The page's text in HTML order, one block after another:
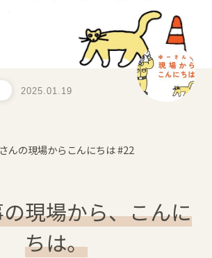
2025.01.19
んの現場からこんにちは#22
現場から、こんに
ちは。